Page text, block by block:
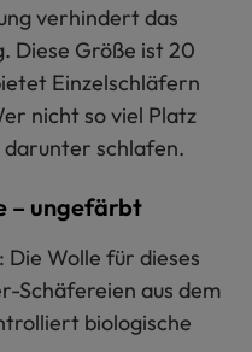
verhindert das
Diese Größe ist 20
Einzelschläfern
nicht so viel Platz
darunter schlafen.
– ungefärbt
Wolle für dieses
Schäfereien aus dem
biologische